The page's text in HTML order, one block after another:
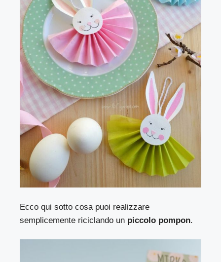
Ecco qui sotto cosa puoi realizzare
semplicemente riciclando un piccolo pompon.